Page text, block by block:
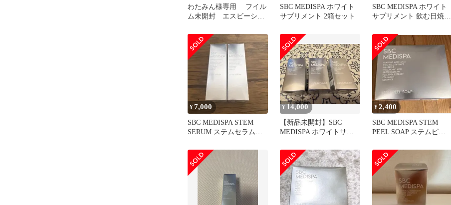
わたみん様専用 フイル
ム未開封 エスビーシー
ク 5枚入り
SBC MEDISPA ホワイト
サプリメント 2箱セット
SBC MEDISPA ホワイト
サプリメント 飲む日焼け
¥7,000
SBC MEDISPA STEM
SERUM ステムセラム
¥ 14,000
【新品未開封】SBC
MEDISPA ホワイトサプ
¥2,400
SBC MEDISPA STEM
PEEL SOAP ステムピー